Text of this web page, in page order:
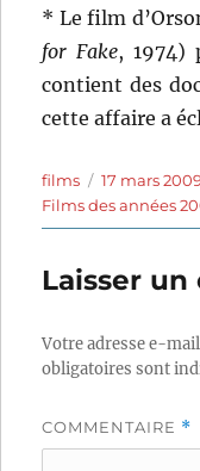
* Le film
for Fake, 1974)
contient des
cette affaire a
Auteur
films
Publié
le
17 mars
Films des années
Laisser
Votre adresse e-
obligatoires sont
COMMENTAIRE *